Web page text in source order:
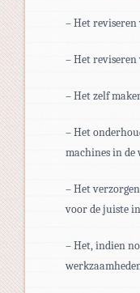
– Het
– Het
– Het zelf
– Het
machines in de
– Het
voor de juiste
– Het, indien